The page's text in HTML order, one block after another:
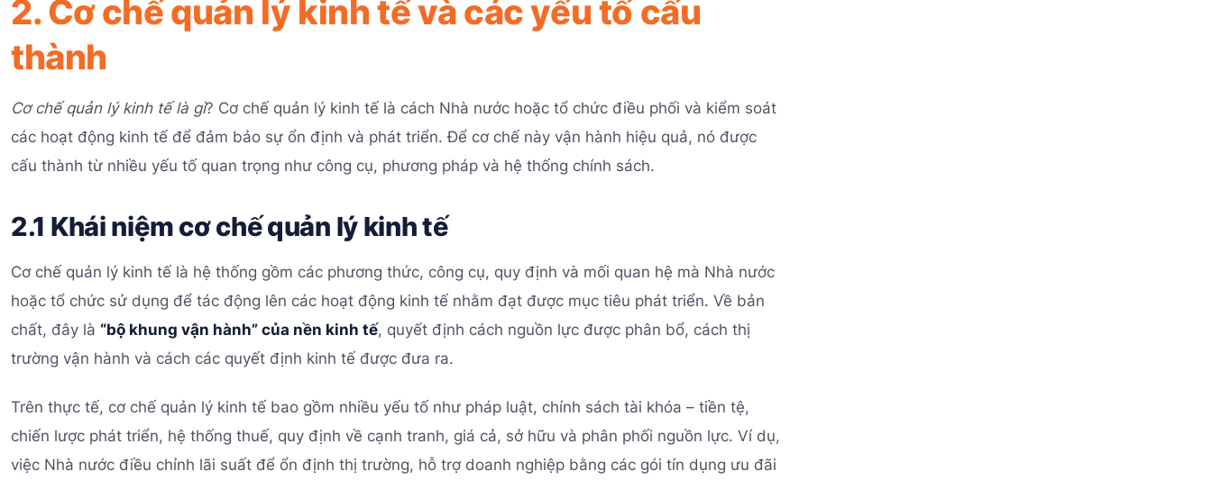
2. Cơ chế quản lý kinh tế và các yếu tố cấu
thành
Cơ chế quản lý kinh tế là gì? Cơ chế quản lý kinh tế là cách Nhà nước hoặc tổ chức điều phối và kiểm soát
các hoạt động kinh tế để đảm bảo sự ổn định và phát triển. Để cơ chế này vận hành hiệu quả, nó được
cấu thành từ nhiều yếu tố quan trọng như công cụ, phương pháp và hệ thống chính sách.
2.1 Khái niệm cơ chế quản lý kinh tế
Cơ chế quản lý kinh tế là hệ thống gồm các phương thức, công cụ, quy định và mối quan hệ mà Nhà nước
hoặc tổ chức sử dụng để tác động lên các hoạt động kinh tế nhằm đạt được mục tiêu phát triển. Về bản
chất, đây là “bộ khung vận hành” của nền kinh tế, quyết định cách nguồn lực được phân bổ, cách thị
trường vận hành và cách các quyết định kinh tế được đưa ra.
Trên thực tế, cơ chế quản lý kinh tế bao gồm nhiều yếu tố như pháp luật, chính sách tài khóa – tiền tệ,
chiến lược phát triển, hệ thống thuế, quy định về cạnh tranh, giá cả, sở hữu và phân phối nguồn lực. Ví dụ,
việc Nhà nước điều chỉnh lãi suất để ổn định thị trường, hỗ trợ doanh nghiệp bằng các gói tín dụng ưu đãi